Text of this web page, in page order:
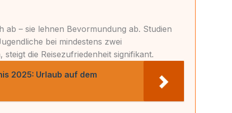
– sie lehnen Bevormundung ab. Studien
bei mindestens zwei
die Reisezufriedenheit signifikant.
2025: Urlaub auf dem